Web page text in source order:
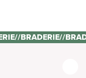
//BRADERIE//